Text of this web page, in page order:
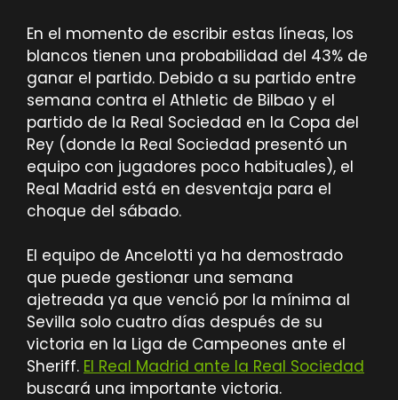
En el momento de escribir estas líneas, los
blancos tienen una probabilidad del 43% de
ganar el partido. Debido a su partido entre
semana contra el Athletic de Bilbao y el
partido de la Real Sociedad en la Copa del
Rey (donde la Real Sociedad presentó un
equipo con jugadores poco habituales), el
Real Madrid está en desventaja para el
choque del sábado.
El equipo de Ancelotti ya ha demostrado
que puede gestionar una semana
ajetreada ya que venció por la mínima al
Sevilla solo cuatro días después de su
victoria en la Liga de Campeones ante el
Sheriff. El Real Madrid ante la Real Sociedad
buscará una importante victoria.